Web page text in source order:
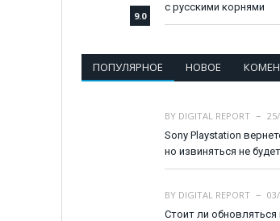
9.0
с русскими корнями
ПОПУЛЯРНОЕ НОВОЕ
BY DIGITAL REPORT
Sony Playstation
но извиняться не будет
BY DIGITAL REPORT
Стоит ли обновляться